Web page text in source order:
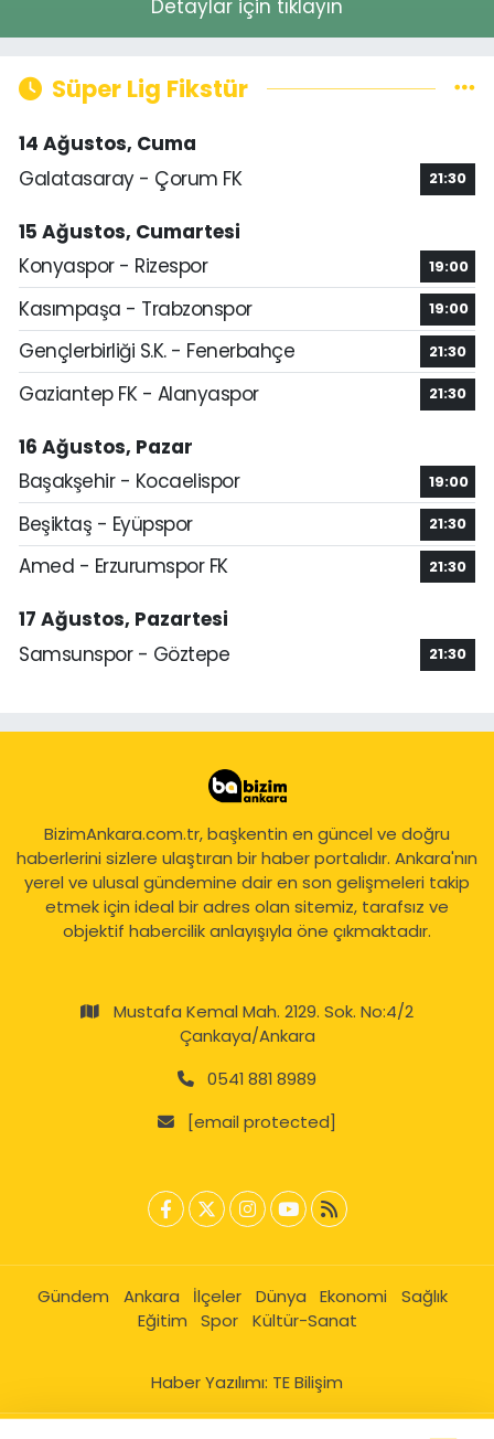
Detaylar için tıklayın
Süper Lig Fikstür
14 Ağustos, Cuma
Galatasaray - Çorum FK
21:30
15 Ağustos, Cumartesi
Konyaspor - Rizespor
19:00
Kasımpaşa - Trabzonspor 19:00
Gençlerbirliği S.K. - Fenerbahçe 21:30
Gaziantep FK - Alanyaspor 21:30
16 Ağustos, Pazar
Başakşehir - Kocaelispor
19:00
Beşiktaş - Eyüpspor 21:30
Amed - Erzurumspor FK 21:30
17 Ağustos, Pazartesi
Samsunspor - Göztepe
21:30
BizimAnkara.com.tr, başkentin en güncel ve doğru
haberlerini sizlere ulaştıran bir haber portalıdır. Ankara'nın
yerel ve ulusal gündemine dair en son gelişmeleri takip
etmek için ideal bir adres olan sitemiz, tarafsız ve
objektif habercilik anlayışıyla öne çıkmaktadır.
Mustafa Kemal Mah. 2129. Sok. No:4/2
Çankaya/Ankara
0541 881 8989
[email protected]
Gündem Ankara İlçeler Dünya Ekonomi
Sağlık
Eğitim
Spor Kültür-Sanat
Haber Yazılımı: TE Bilişim